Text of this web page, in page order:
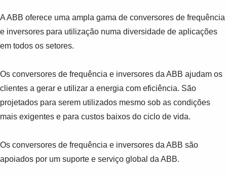
Sobre a ABB
Where to buy
Contact us
A ABB oferece uma ampla gama de conversores de frequência
e inversores para utilização numa diversidade de aplicações
em todos os setores.
Os conversores de frequência e inversores da ABB ajudam os
clientes a gerar e utilizar a energia com eficiência. São
projetados para serem utilizados mesmo sob as condições
mais exigentes e para custos baixos do ciclo de vida.
Os conversores de frequência e inversores da ABB são
apoiados por um suporte e serviço global da ABB.